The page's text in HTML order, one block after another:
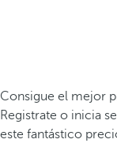
Consigue el mejor
Registrate o inicia
este fantástico